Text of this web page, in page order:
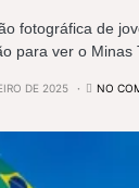
fotográfica de
para ver o Minas
DE 2025 NO